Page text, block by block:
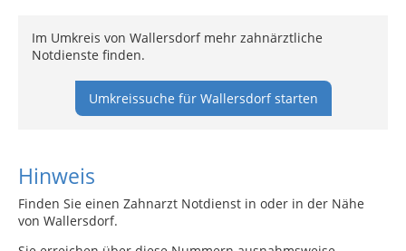
Im Umkreis von Wallersdorf mehr zahnärztliche
Notdienste finden.
Umkreissuche für Wallersdorf starten
Hinweis
Finden Sie einen Zahnarzt Notdienst in oder in der Nähe
von Wallersdorf.